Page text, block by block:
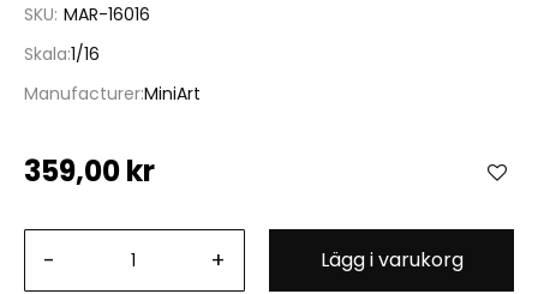
SKU MAR-16016
Skala 1/16
ManufacturerMiniArt
359,00 kr
- + Lägg i varukorg
French Dragoon on Horse - Napoleonic Wars
bildgalleriet